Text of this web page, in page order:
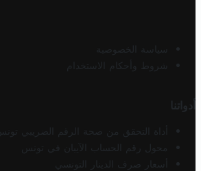
سياسة الخصوصية
شروط وأحكام الاستخدام
أدواتنا
أداة التحقق من صحة الرقم الضريبي تونس
محول رقم الحساب الآيبان في تونس
أسعار صرف الدينار التونسي